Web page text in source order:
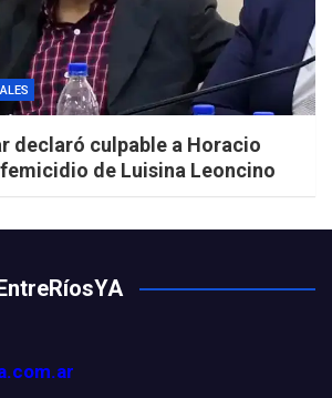
declaró culpable a Horacio
de Luisina Leoncino